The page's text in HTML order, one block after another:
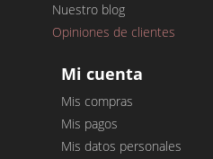
Nuestro blog
Opiniones de clientes
Mi cuenta
Mis compras
Mis pagos
Mis datos personales